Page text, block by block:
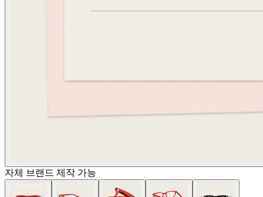
자체 브랜드 제작 가능